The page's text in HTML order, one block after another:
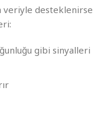
desteklenirse
gibi sinyalleri